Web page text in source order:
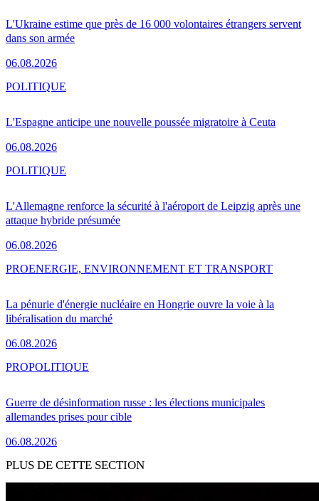
L'Ukraine estime que près de 16 000 volontaires étrangers servent
dans son armée
06.08.2026
L'Espagne anticipe une nouvelle poussée migratoire à Ceuta
06.08.2026
POLITIQUE
L'Allemagne renforce la sécurité à l'aéroport de Leipzig après une
attaque hybride présumée
06.08.2026
POLITIQUE
La pénurie d'énergie nucléaire en Hongrie ouvre la voie à la
libéralisation du marché
06.08.2026
PROENERGIE, ENVIRONNEMENT ET TRANSPORT
Guerre de désinformation russe : les élections municipales
allemandes prises pour cible
06.08.2026
PROPOLITIQUE
PLUS DE CETTE SECTION